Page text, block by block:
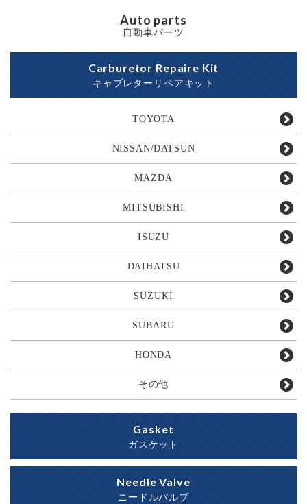
Auto parts
自動車パーツ
Carburetor Repaire Kit
キャブレターリペアキット
TOYOTA
NISSAN/DATSUN
MAZDA
MITSUBISHI
ISUZU
DAIHATSU
SUZUKI
SUBARU
HONDA
その他
Gasket
ガスケット
Needle Valve
ニードルバルブ